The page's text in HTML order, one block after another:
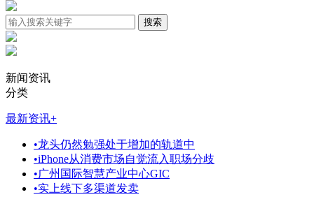
新闻资讯
分类
最新资讯+
•龙头仍然勉强处于增加的轨道中
•iPhone从消费市场自觉流入职场分歧
•广州国际智慧产业中心GIC
•实上线下多渠道发卖